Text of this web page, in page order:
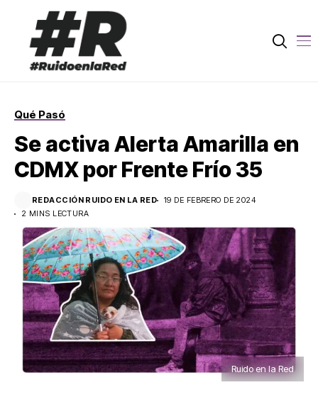
Qué Pasó
Se activa Alerta Amarilla en
CDMX por Frente Frío 35
REDACCIÓN RUIDO EN LA RED
19 DE FEBRERO DE 2024
2 MINS LECTURA
Ruido en la Red